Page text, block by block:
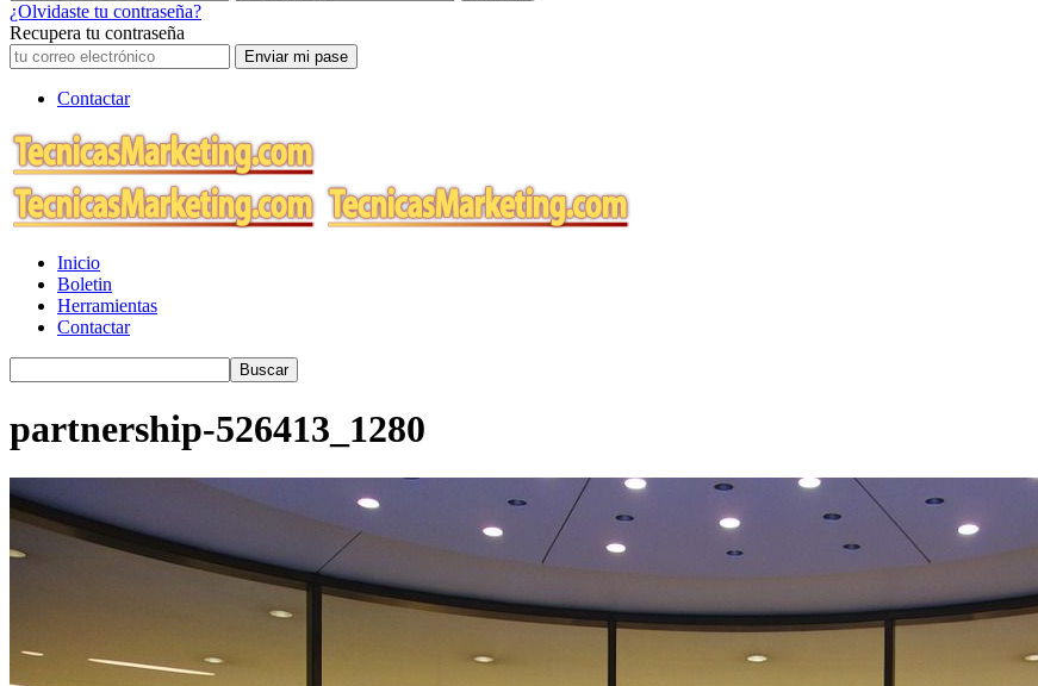
¿Olvidaste tu contraseña?
Recupera tu contraseña
Contactar
Inicio
Boletin
Herramientas
Contactar
partnership-526413_1280